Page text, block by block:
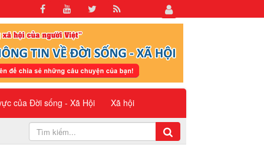
của Đời sống - Xã Hội Xã hội